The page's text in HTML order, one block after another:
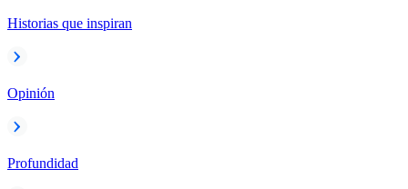
Historias que inspiran
Opinión
Profundidad